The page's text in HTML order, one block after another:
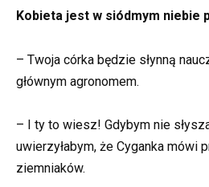
Kobieta jest w siódmym niebie
– Twoja córka będzie słynną
głównym agronomem.
– I ty to wiesz! Gdybym nie
uwierzyłabym, że Cyganka mówi
ziemniaków.